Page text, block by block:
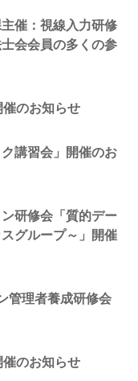
催：視線入力研修
会会員の多くの参
のお知らせ
講習会」開催のお
研修会「質的デー
グループ～」開催
管理者養成研修会
のお知らせ